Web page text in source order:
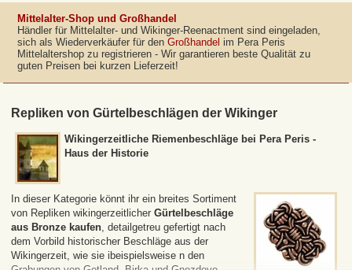
Mittelalter-Shop und Großhandel
Händler für Mittelalter- und Wikinger-Reenactment sind eingeladen,
sich als Wiederverkäufer für den Großhandel im Pera Peris
Mittelaltershop zu registrieren - Wir garantieren beste Qualität zu
guten Preisen bei kurzen Lieferzeit!
Repliken von Gürtelbeschlägen der Wikinger
Wikingerzeitliche Riemenbeschläge bei Pera Peris -
Haus der Historie
In dieser Kategorie könnt ihr ein breites Sortiment
von Repliken wikingerzeitlicherGürtelbeschläge
aus Bronze kaufen , detailgetreu gefertigt nach
dem Vorbild historischer Beschläge aus der
Wikingerzeit, wie sie ibeispielsweise n den